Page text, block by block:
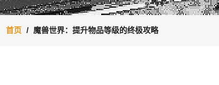
首页 魔兽世界：提升物品等级的终极攻略